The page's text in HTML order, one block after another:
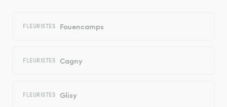
FLEURISTES Fouencamps
FLEURISTES Cagny
FLEURISTES Glisy